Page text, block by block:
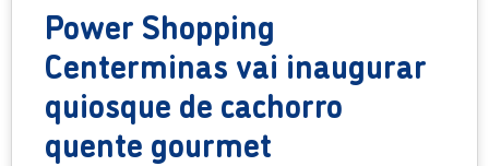
Power Shopping
Centerminas vai inaugurar
quiosque de cachorro
quente gourmet